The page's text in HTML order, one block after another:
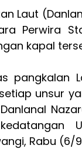
Laut
Perwira
kapal
pangkalan
unsur
Rabu (6/